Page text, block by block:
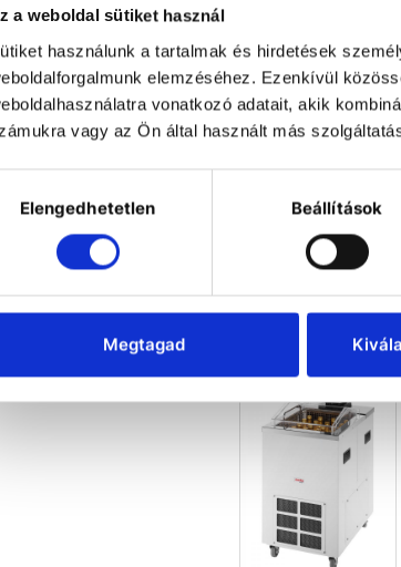
a weboldal sütiket használ
használunk a tartalmak és hirdetések
elemzéséhez. Ezenkívül
vonatkozó adatait, akik
vagy az Ön által használt más
Elengedhetetlen Beállítások
Megtagad
Immersion
coolers
coolers
/
test